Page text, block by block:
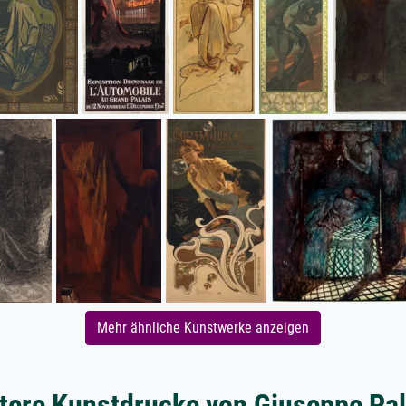
Mehr ähnliche Kunstwerke anzeigen